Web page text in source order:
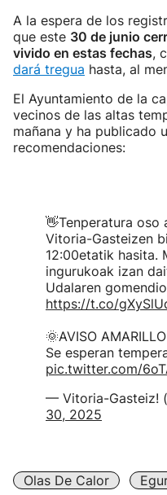
A la espera de los
que este 30 de junio
vivido en estas fechas,
dará tregua hasta, al
El Ayuntamiento de la
vecinos de las altas
mañana y ha publicado
recomendaciones:
👋Tenperatura oso
Vitoria-Gasteizen
12:00etatik hasita.
ingurukoak izan
Udalaren
https://t.co/
🌞AVISO
Se esperan
pic.twitter.com/
— Vitoria-Gasteiz!
30, 2025
Olas De Calor